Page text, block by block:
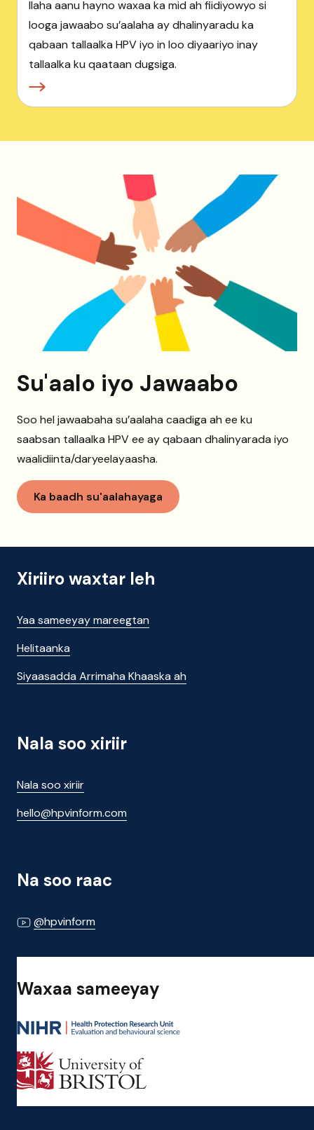
Ilaha aanu hayno waxaa ka mid ah fiidiyowyo si
looga jawaabo su’aalaha ay dhalinyaradu ka
qabaan tallaalka HPV iyo in loo diyaariyo inay
tallaalka ku qaataan dugsiga.
Su'aalo iyo Jawaabo
Soo hel jawaabaha su’aalaha caadiga ah ee ku
saabsan tallaalka HPV ee ay qabaan dhalinyarada iyo
waalidiinta/daryeelayaasha.
Ka baadh su'aalahayaga
Xiriiro waxtar leh
Yaa sameeyay mareegtan
Helitaanka
Siyaasadda Arrimaha Khaaska ah
Nala soo xiriir
Nala soo xiriir
hello@hpvinform.com
Na soo raac
@hpvinform
Waxaa sameeyay